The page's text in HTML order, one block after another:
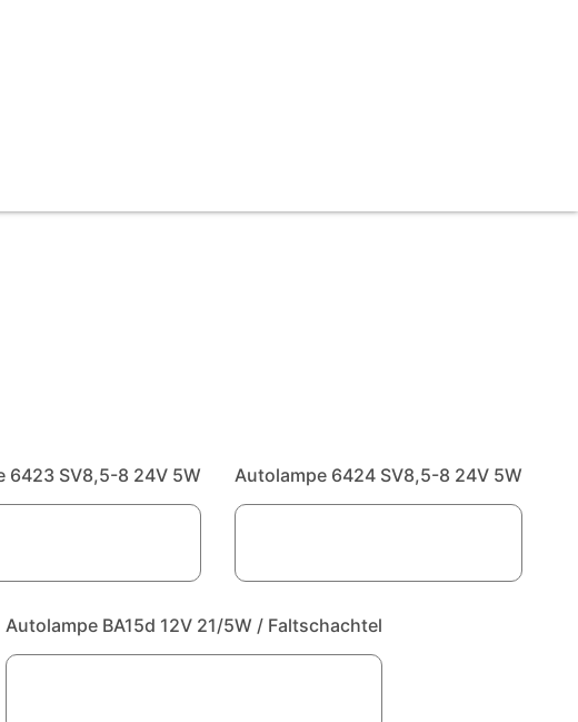
6423 SV8,5-8 24V 5W Autolampe 6424 SV8,5-8 24V 5W
Autolampe BA15d 12V 21/5W / Faltschachtel